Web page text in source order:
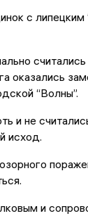
с липецким
оказались
“Волны”.
и не
исход.
и